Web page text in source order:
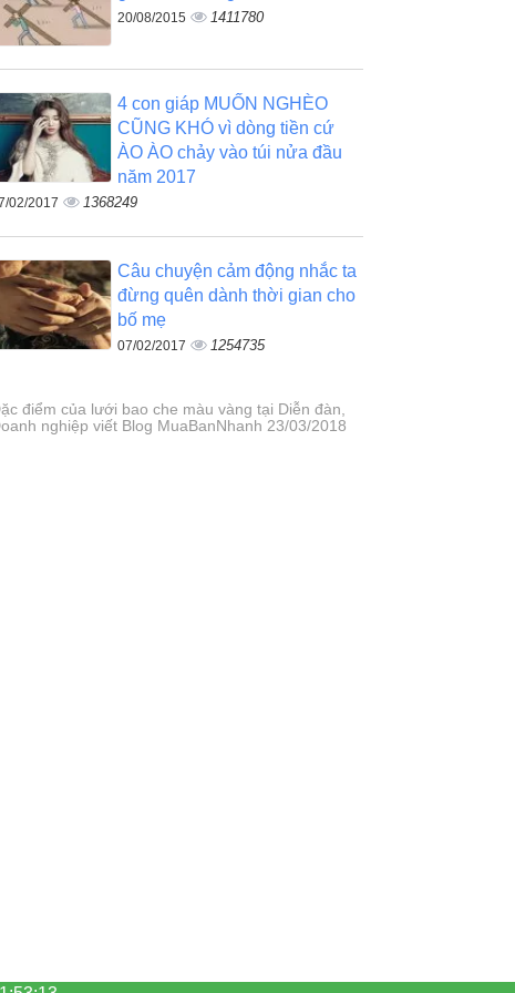
20/08/2015 1411780
4 con giáp MUỐN NGHÈO
CŨNG KHÓ vì dòng tiền cứ
ÀO ÀO chảy vào túi nửa đầu
năm 2017
02/2017 1368249
Câu chuyện cảm động nhắc ta
đừng quên dành thời gian cho
bố mẹ
07/02/2017 1254735
điểm của lưới bao che màu vàng tại Diễn đàn,
nghiệp viết Blog MuaBanNhanh 23/03/2018